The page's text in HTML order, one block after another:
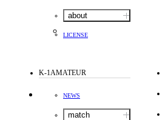
about
LICENSE
K-1AMATEUR
NEWS
match